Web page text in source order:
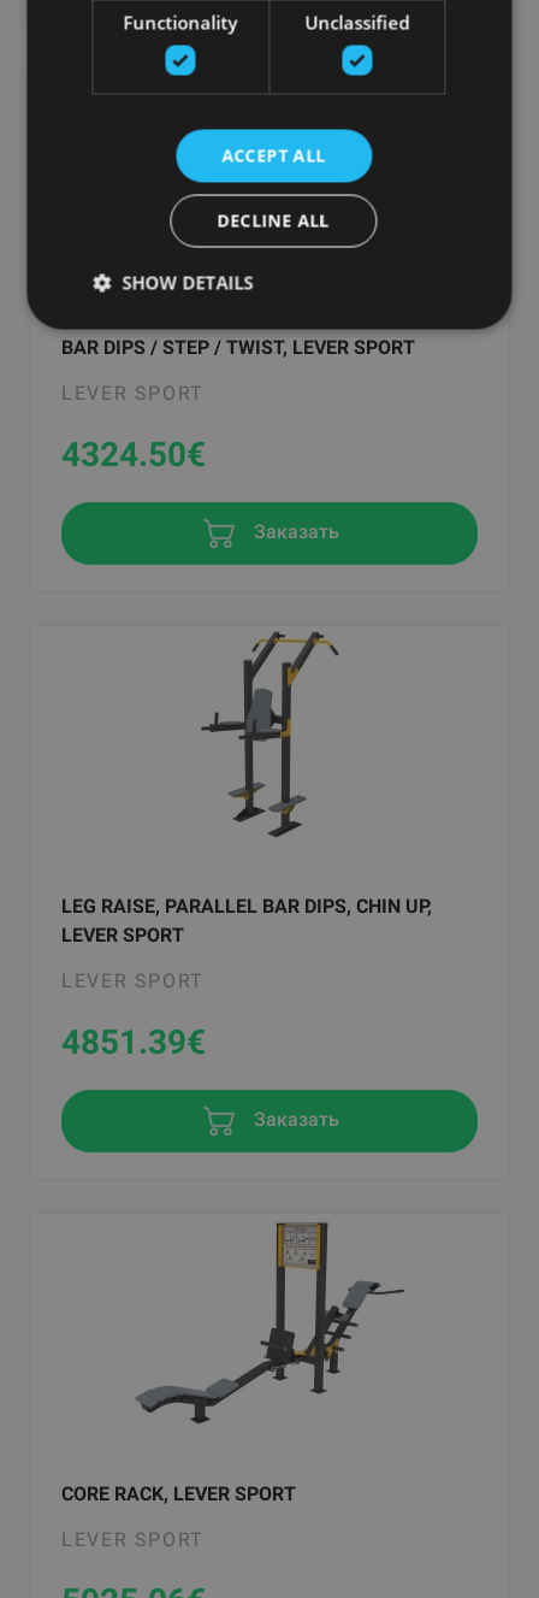
BAR DIPS / STEP / TWIST, LEVER SPORT
LEVER SPORT
4324.50€
Заказать
LEG RAISE, PARALLEL BAR DIPS, CHIN UP,
LEVER SPORT
LEVER SPORT
4851.39€
Заказать
CORE RACK, LEVER SPORT
LEVER SPORT
Functionality Unclassified
ACCEPT ALL
DECLINE ALL
SHOW DETAILS